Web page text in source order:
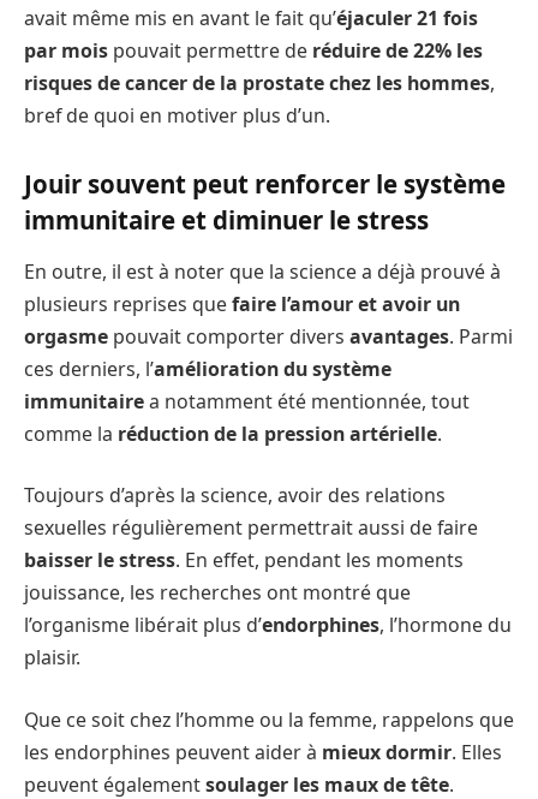
avait même mis en avant le fait qu’éjaculer 21 fois
par mois pouvait permettre de réduire de 22% les
risques de cancer de la prostate chez les hommes,
bref de quoi en motiver plus d’un.
Jouir souvent peut renforcer le système
immunitaire et diminuer le stress
En outre, il est à noter que la science a déjà prouvé à
plusieurs reprises quefaire l’amour et avoir un
orgasme pouvait comporter divers avantages. Parmi
ces derniers, l’amélioration du système
immunitairea notamment été mentionnée, tout
comme la réduction de la pression artérielle.
Toujours d’après la science, avoir des relations
sexuelles régulièrement permettrait aussi de faire
baisser le stress. En effet, pendant les moments
jouissance, les recherches ont montré que
l’organisme libérait plus d’endorphines, l’hormone du
plaisir.
Que ce soit chez l’homme ou la femme, rappelons que
les endorphines peuvent aider à mieux dormir. Elles
peuvent égalementsoulager les maux de tête.